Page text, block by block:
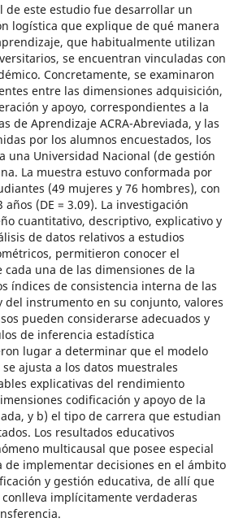
de este estudio fue desarrollar un
logística que explique de qué manera
que habitualmente utilizan
se encuentran vinculadas con
Concretamente, se examinaron
entre las dimensiones adquisición,
y apoyo, correspondientes a la
de Aprendizaje ACRA-Abreviada, y las
por los alumnos encuestados, los
una Universidad Nacional (de gestión
La muestra estuvo conformada por
(49 mujeres y 76 hombres), con
(DE = 3.09). La investigación
cuantitativo, descriptivo, explicativo y
de datos relativos a estudios
permitieron conocer el
una de las dimensiones de la
índices de consistencia interna de las
del instrumento en su conjunto, valores
pueden considerarse adecuados y
de inferencia estadística
lugar a determinar que el modelo
ajusta a los datos muestrales
explicativas del rendimiento
codificación y apoyo de la
y b) el tipo de carrera que estudian
Los resultados educativos
multicausal que posee especial
de implementar decisiones en el ámbito
y gestión educativa, de allí que
implícitamente verdaderas